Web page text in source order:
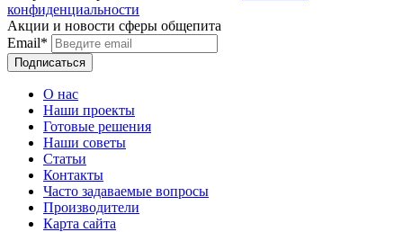
конфиденциальности
Акции и новости сферы общепита
Email*
О нас
Наши проекты
Готовые решения
Наши советы
Статьи
Контакты
Часто задаваемые вопросы
Производители
Карта сайта